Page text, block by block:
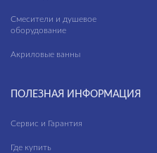
Смесители и душевое
оборудование
Акриловые ванны
ПОЛЕЗНАЯ ИНФОРМАЦИЯ
Сервис и Гарантия
Где купить